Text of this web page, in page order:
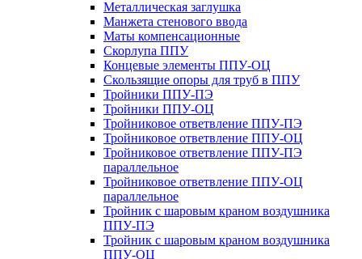
Металлическая заглушка
Манжета стенового ввода
Маты компенсационные
Скорлупа ППУ
Концевые элементы ППУ-ОЦ
Скользящие опоры для труб в ППУ
Тройники ППУ-ПЭ
Тройники ППУ-ОЦ
Тройниковое ответвление ППУ-ПЭ
Тройниковое ответвление ППУ-ОЦ
Тройниковое ответвление ППУ-ПЭ
параллельное
Тройниковое ответвление ППУ-ОЦ
параллельное
Тройник с шаровым краном воздушника
ППУ-ПЭ
Тройник с шаровым краном воздушника
ППУ-ОЦ